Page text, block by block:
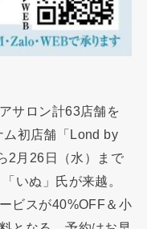
サロン計63店舗を
ム初店舗「Lond by
2月26日（水）まで
いぬ」氏が来越。
ビスが40%OFF＆小